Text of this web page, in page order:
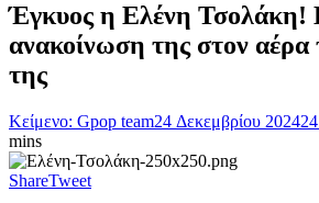
Έγκυος η Ελένη Τσολάκη!
ανακοίνωση της στον αέρα
της
Κείμενο: Gpop team24 Δεκεμβρίου 2024
mins
ShareTweet